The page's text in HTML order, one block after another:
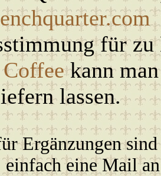
für
kann
lassen.
Ergänzungen
einfach eine Mail